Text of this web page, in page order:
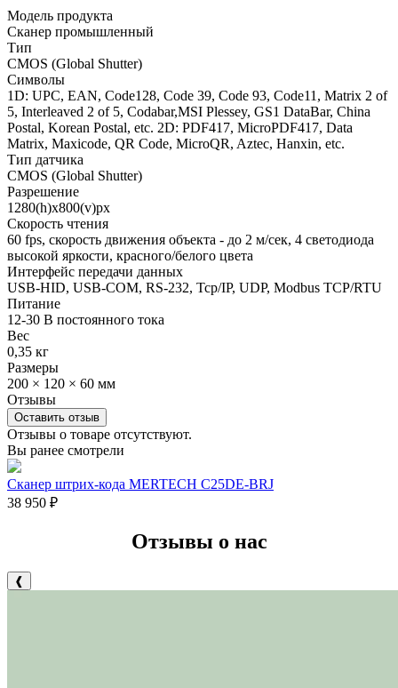
Модель продукта
Сканер промышленный
Тип
CMOS (Global Shutter)
Символы
1D: UPC, EAN, Code128, Code 39, Code 93, Code11, Matrix 2 of
5, Interleaved 2 of 5, Codabar,MSI Plessey, GS1 DataBar, China
Postal, Korean Postal, etc. 2D: PDF417, MicroPDF417, Data
Matrix, Maxicode, QR Code, MicroQR, Aztec, Hanxin, etc.
Тип датчика
CMOS (Global Shutter)
Разрешение
1280(h)х800(v)px
Скорость чтения
60 fps, скорость движения объекта - до 2 м/сек, 4 светодиода
высокой яркости, красного/белого цвета
Интерфейс передачи данных
USB-HID, USB-COM, RS-232, Tcp/IP, UDP, Modbus TCP/RTU
Питание
12-30 В постоянного тока
Вес
0,35 кг
Размеры
200 × 120 × 60 мм
Отзывы
Оставить отзыв
Отзывы о товаре отсутствуют.
Вы ранее смотрели
Сканер штрих-кода MERTECH C25DE-BRJ
38 950 ₽
Отзывы о нас
❰